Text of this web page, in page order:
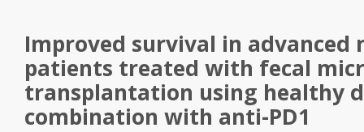
Improved survival in advanced
patients treated with fecal
transplantation using healthy
combination with anti-PD1